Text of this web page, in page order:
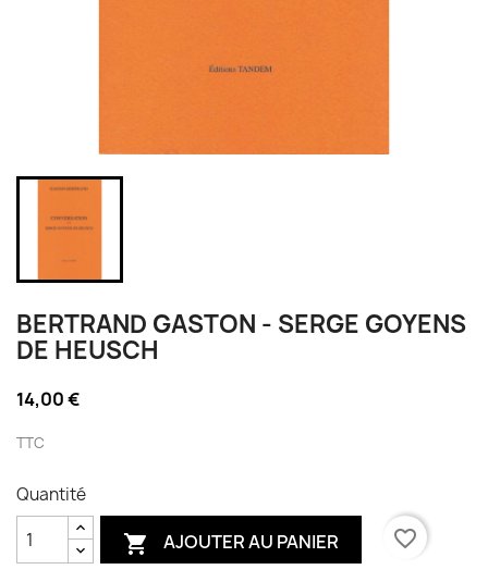
BERTRAND GASTON - SERGE GOYENS
DE HEUSCH
14,00 €
TTC
Quantité
 AJOUTER AU PANIER favorite_border